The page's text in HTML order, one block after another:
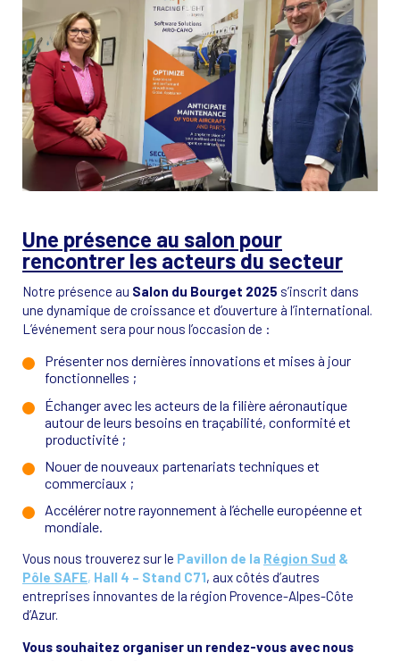
Une présence au salon pour
rencontrer les acteurs du secteur
Notre présence au Salon du Bourget 2025 s’inscrit dans
une dynamique de croissance et d’ouverture à l’international.
L’événement sera pour nous l’occasion de :
Présenter nos dernières innovations et mises à jour
fonctionnelles ;
Échanger avec les acteurs de la filière aéronautique
autour de leurs besoins en traçabilité, conformité et
productivité ;
Nouer de nouveaux partenariats techniques et
commerciaux ;
Accélérer notre rayonnement à l’échelle européenne et
mondiale.
Vous nous trouverez sur le Pavillon de la Région Sud &
Pôle SAFE, Hall 4 – Stand C71, aux côtés d’autres
entreprises innovantes de la région Provence-Alpes-Côte
d’Azur.
Vous souhaitez organiser un rendez-vous avec nous